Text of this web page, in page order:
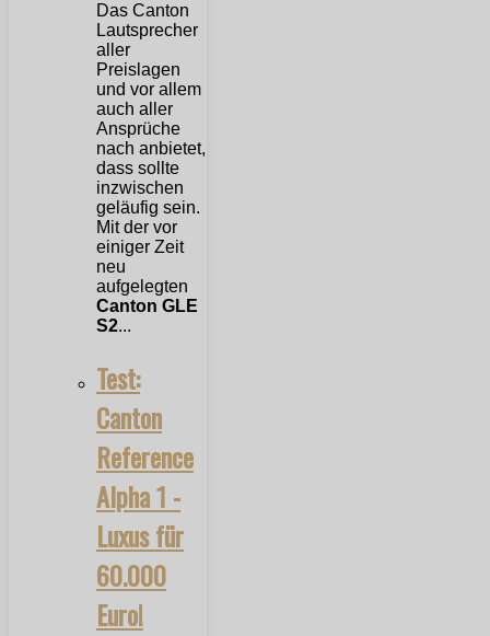
Das Canton
Lautsprecher
aller
Preislagen
und vor allem
auch aller
Ansprüche
nach anbietet,
dass sollte
inzwischen
geläufig sein.
Mit der vor
einiger Zeit
neu
aufgelegten
Canton GLE
S2...
Test:
Canton
Reference
Alpha 1 -
Luxus für
60.000
Euro!